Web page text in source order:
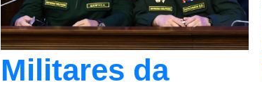
Militares da